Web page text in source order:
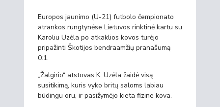
Europos jaunimo (U-21) futbolo čempionato
atrankos rungtynėse Lietuvos rinktinė kartu su
Karoliu Uzėla po atkaklios kovos turėjo
pripažinti Škotijos bendraamžių pranašumą
0:1.
„Žalgirio“ atstovas K. Uzėla žaidė visą
susitikimą, kuris vyko britų saloms labiau
būdingu oru, ir pasižymėjo kieta fizine kova.